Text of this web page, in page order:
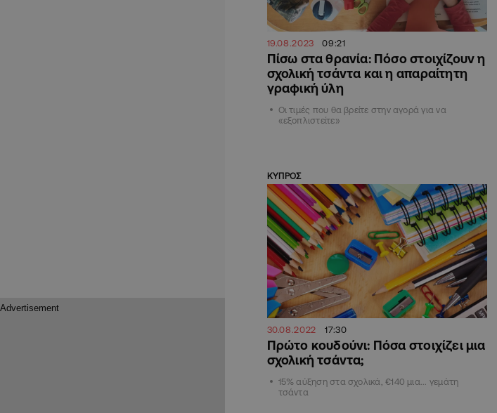
19.08.2023 09:21
Πίσω στα θρανία: Πόσο στοιχίζουν η
σχολική τσάντα και η απαραίτητη
γραφική ύλη
Οι τιμές που θα βρείτε στην αγορά για να
«εξοπλιστείτε»
ΚΥΠΡΟΣ
30.08.2022 17:30
Πρώτο κουδούνι: Πόσα στοιχίζει μια
σχολική τσάντα;
15% αύξηση στα σχολικά, €140 μια... γεμάτη
τσάντα